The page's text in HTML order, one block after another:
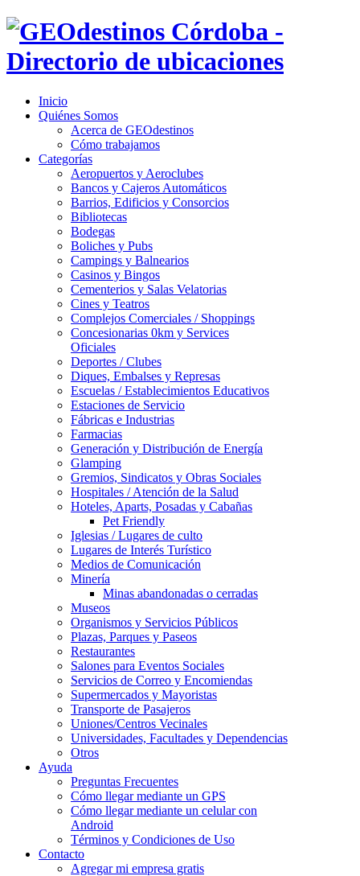
Inicio
Quiénes Somos
Acerca de GEOdestinos
Cómo trabajamos
Categorías
Aeropuertos y Aeroclubes
Bancos y Cajeros Automáticos
Barrios, Edificios y Consorcios
Bibliotecas
Bodegas
Boliches y Pubs
Campings y Balnearios
Casinos y Bingos
Cementerios y Salas Velatorias
Cines y Teatros
Complejos Comerciales / Shoppings
Concesionarias 0km y Services
Oficiales
Deportes / Clubes
Diques, Embalses y Represas
Escuelas / Establecimientos Educativos
Estaciones de Servicio
Fábricas e Industrias
Farmacias
Generación y Distribución de Energía
Glamping
Gremios, Sindicatos y Obras Sociales
Hospitales / Atención de la Salud
Hoteles, Aparts, Posadas y Cabañas
Pet Friendly
Iglesias / Lugares de culto
Lugares de Interés Turístico
Medios de Comunicación
Minería
Minas abandonadas o cerradas
Museos
Organismos y Servicios Públicos
Plazas, Parques y Paseos
Restaurantes
Salones para Eventos Sociales
Servicios de Correo y Encomiendas
Supermercados y Mayoristas
Transporte de Pasajeros
Uniones/Centros Vecinales
Universidades, Facultades y Dependencias
Otros
Ayuda
Preguntas Frecuentes
Cómo llegar mediante un GPS
Cómo llegar mediante un celular con
Android
Términos y Condiciones de Uso
Contacto
Agregar mi empresa gratis